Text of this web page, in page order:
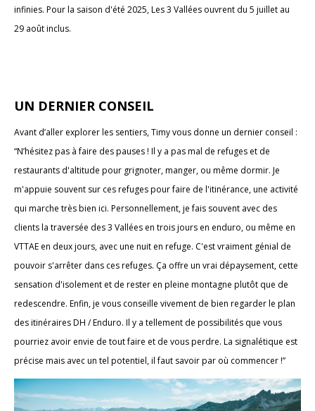
infinies. Pour la saison d'été 2025, Les 3 Vallées ouvrent du 5 juillet au
29 août inclus.
UN DERNIER CONSEIL
Avant d’aller explorer les sentiers, Timy vous donne un dernier conseil :
“N’hésitez pas à faire des pauses ! Il y a pas mal de refuges et de
restaurants d'altitude pour grignoter, manger, ou même dormir. Je
m'appuie souvent sur ces refuges pour faire de l'itinérance, une activité
qui marche très bien ici. Personnellement, je fais souvent avec des
clients la traversée des 3 Vallées en trois jours en enduro, ou même en
VTTAE en deux jours, avec une nuit en refuge. C'est vraiment génial de
pouvoir s'arrêter dans ces refuges. Ça offre un vrai dépaysement, cette
sensation d'isolement et de rester en pleine montagne plutôt que de
redescendre. Enfin, je vous conseille vivement de bien regarder le plan
des itinéraires DH / Enduro. Il y a tellement de possibilités que vous
pourriez avoir envie de tout faire et de vous perdre. La signalétique est
précise mais avec un tel potentiel, il faut savoir par où commencer !”